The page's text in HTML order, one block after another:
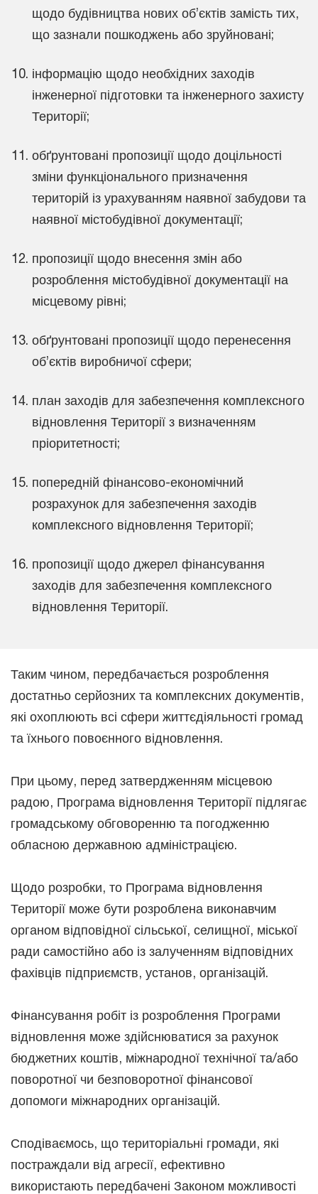
щодо будівництва нових об’єктів замість тих,
що зазнали пошкоджень або зруйновані;
інформацію щодо необхідних заходів
інженерної підготовки та інженерного захисту
Території;
обґрунтовані пропозиції щодо доцільності
зміни функціонального призначення
територій із урахуванням наявної забудови та
наявної містобудівної документації;
пропозиції щодо внесення змін або
розроблення містобудівної документації на
місцевому рівні;
обґрунтовані пропозиції щодо перенесення
об’єктів виробничої сфери;
план заходів для забезпечення комплексного
відновлення Території з визначенням
пріоритетності;
попередній фінансово-економічний
розрахунок для забезпечення заходів
комплексного відновлення Території;
пропозиції щодо джерел фінансування
заходів для забезпечення комплексного
відновлення Території.
Таким чином, передбачається розроблення
достатньо серйозних та комплексних документів,
які охоплюють всі сфери життєдіяльності громад
та їхнього повоєнного відновлення.
При цьому, перед затвердженням місцевою
радою, Програма відновлення Території підлягає
громадському обговоренню та погодженню
обласною державною адміністрацією.
Щодо розробки, то Програма відновлення
Території може бути розроблена виконавчим
органом відповідної сільської, селищної, міської
ради самостійно або із залученням відповідних
фахівців підприємств, установ, організацій.
Фінансування робіт із розроблення Програми
відновлення може здійснюватися за рахунок
бюджетних коштів, міжнародної технічної та/або
поворотної чи безповоротної фінансової
допомоги міжнародних організацій.
Сподіваємось, що територіальні громади, які
постраждали від агресії, ефективно
використають передбачені Законом можливості